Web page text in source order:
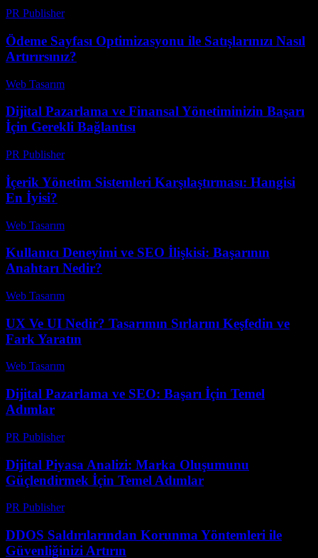
PR Publisher-
Ödeme Sayfası Optimizasyonu ile Satışlarınızı Nasıl
Artırırsınız?
Web Tasarım
Dijital Pazarlama ve Finansal Yönetiminizin Başarı
İçin Gerekli Bağlantısı
PR Publisher-
İçerik Yönetim Sistemleri Karşılaştırması: Hangisi
En İyisi?
Web Tasarım
Kullanıcı Deneyimi ve SEO İlişkisi: Başarının
Anahtarı Nedir?
Web Tasarım
UX Ve UI Nedir? Tasarımın Sırlarını Keşfedin ve
Fark Yaratın
Web Tasarım
Dijital Pazarlama ve SEO: Başarı İçin Temel
Adımlar
PR Publisher-
Dijital Piyasa Analizi: Marka Oluşumunu
Güçlendirmek İçin Temel Adımlar
PR Publisher-
DDOS Saldırılarından Korunma Yöntemleri ile
Güvenliğinizi Artırın